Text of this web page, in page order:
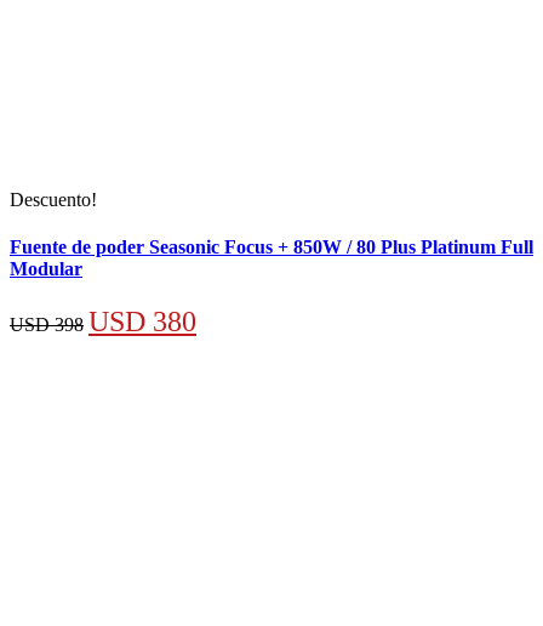
Descuento!
Fuente de poder Seasonic Focus + 850W / 80 Plus Platinum Full
Modular
USD398 El
USD 380